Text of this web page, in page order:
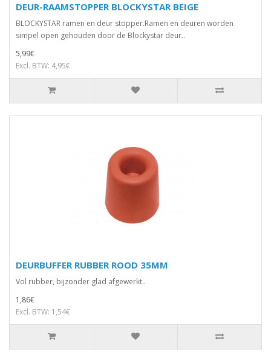
DEUR-RAAMSTOPPER BLOCKYSTAR BEIGE
BLOCKYSTAR ramen en deur stopper.Ramen en deuren worden
simpel open gehouden door de Blockystar deur..
5,99€
Excl. BTW: 4,95€
DEURBUFFER RUBBER ROOD 35MM
Vol rubber, bijzonder glad afgewerkt..
1,86€
Excl. BTW: 1,54€